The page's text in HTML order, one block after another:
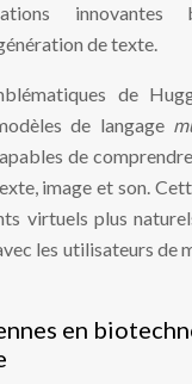
innovantes
de texte.
de
de langage
de
image et son.
virtuels plus
les utilisateurs de
en